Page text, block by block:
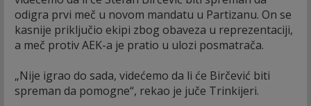
odigra prvi meč u novom mandatu u Partizanu. On se
kasnije priključio ekipi zbog obaveza u reprezentaciji,
a meč protiv AEK-a je pratio u ulozi posmatrača.
„Nije igrao do sada, videćemo da li će Birčević biti
spreman da pomogne“, rekao je juče Trinkijeri.